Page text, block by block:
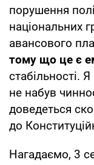
порушення
національних
авансового
тому що це є
стабільності.
не набув
доведеться
до
Нагадаємо, 3